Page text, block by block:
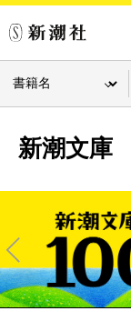
新潮文庫
Pre
v